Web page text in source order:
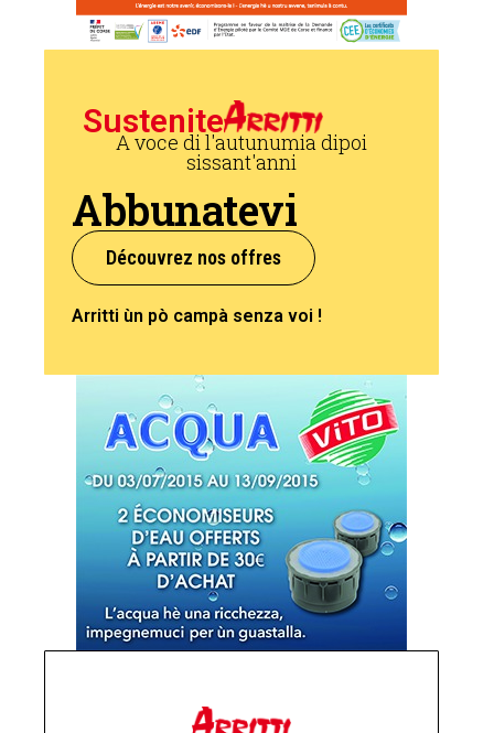
Sustenite
A voce di l'autunumia dipoi
sissant'anni
Abbunatevi
Découvrez nos offres
Arritti ùn pò campà senza voi !